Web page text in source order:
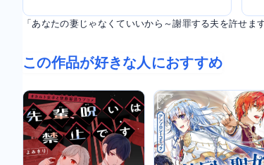
「あなたの妻じゃなくていいから～謝罪する夫を許せ
この作品が好きな人におすすめ